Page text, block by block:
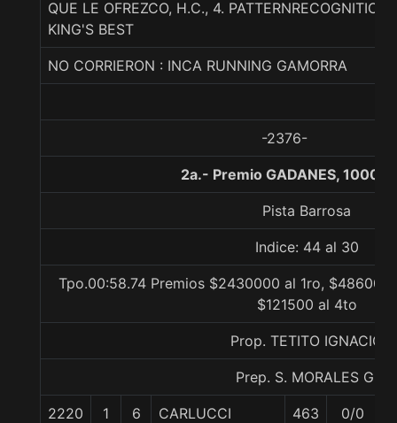
QUE LE OFREZCO, H.C., 4.
KING'S BEST
NO CORRIERON : INCA RUNNING GAMORRA
-2376-
2a.- Premio GADANES, 1000
Pista Barrosa
Indice: 44 al 30
Tpo.00:58.74 Premios $2430000 al 1ro,
$121500 al 4to
Prop. TETITO IGNACIO
Prep. S. MORALES G.
2220 1 6 CARLUCCI 463 0/0